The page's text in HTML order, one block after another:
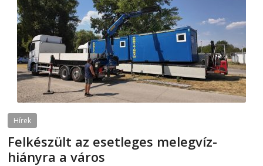
Hírek
Felkészült az esetleges melegvíz-
hiányra a város